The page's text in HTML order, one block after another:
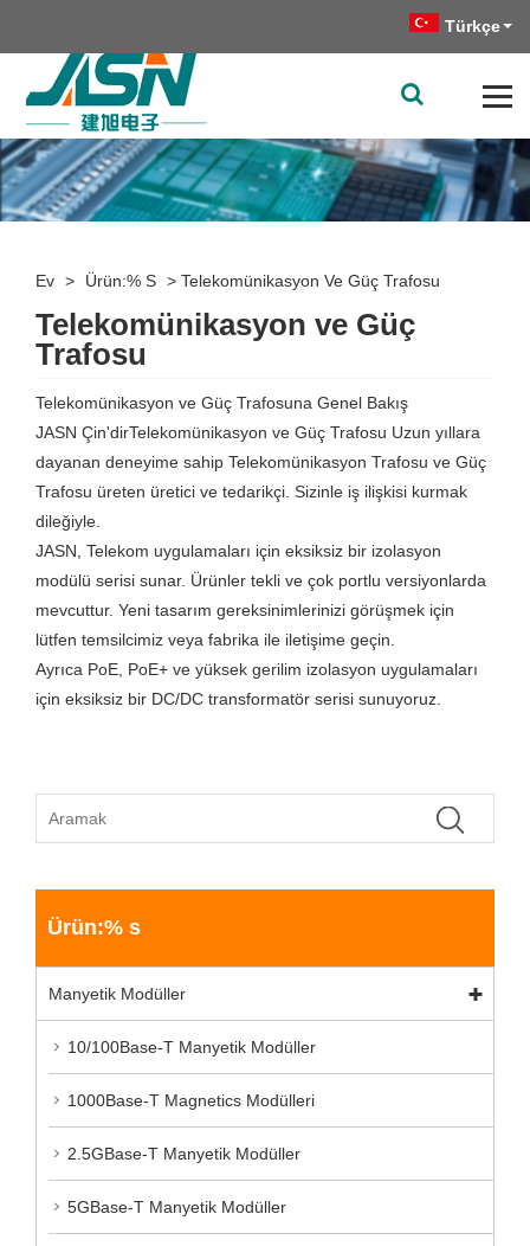
Türkçe
Ev > Ürün:% S > Telekomünikasyon Ve Güç Trafosu
Telekomünikasyon ve Güç
Trafosu
Telekomünikasyon ve Güç Trafosuna Genel Bakış
JASN Çin'dirTelekomünikasyon ve Güç Trafosu Uzun yıllara
dayanan deneyime sahip Telekomünikasyon Trafosu ve Güç
Trafosu üreten üretici ve tedarikçi. Sizinle iş ilişkisi kurmak
dileğiyle.
JASN, Telekom uygulamaları için eksiksiz bir izolasyon
modülü serisi sunar. Ürünler tekli ve çok portlu versiyonlarda
mevcuttur. Yeni tasarım gereksinimlerinizi görüşmek için
lütfen temsilcimiz veya fabrika ile iletişime geçin.
Ayrıca PoE, PoE+ ve yüksek gerilim izolasyon uygulamaları
için eksiksiz bir DC/DC transformatör serisi sunuyoruz.
Ürün:% s
Manyetik Modüller
10/100Base-T Manyetik Modüller
1000Base-T Magnetics Modülleri
2.5GBase-T Manyetik Modüller
5GBase-T Manyetik Modüller